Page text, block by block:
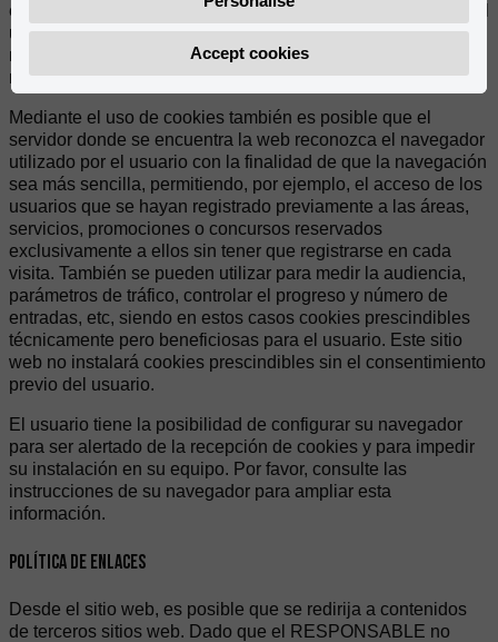
eficaz la navegación, y desaparecen al terminar la sesión del
usuario. En ningún caso, estas cookies proporcionan por sí
mismas datos de carácter personal y no se utilizarán para la
recogida de los mismos.
Mediante el uso de cookies también es posible que el
servidor donde se encuentra la web reconozca el navegador
utilizado por el usuario con la finalidad de que la navegación
sea más sencilla, permitiendo, por ejemplo, el acceso de los
usuarios que se hayan registrado previamente a las áreas,
servicios, promociones o concursos reservados
exclusivamente a ellos sin tener que registrarse en cada
visita. También se pueden utilizar para medir la audiencia,
parámetros de tráfico, controlar el progreso y número de
entradas, etc, siendo en estos casos cookies prescindibles
técnicamente pero beneficiosas para el usuario. Este sitio
web no instalará cookies prescindibles sin el consentimiento
previo del usuario.
El usuario tiene la posibilidad de configurar su navegador
para ser alertado de la recepción de cookies y para impedir
su instalación en su equipo. Por favor, consulte las
instrucciones de su navegador para ampliar esta
información.
Política de enlaces
Desde el sitio web, es posible que se redirija a contenidos
de terceros sitios web. Dado que el RESPONSABLE no
Accept cookies